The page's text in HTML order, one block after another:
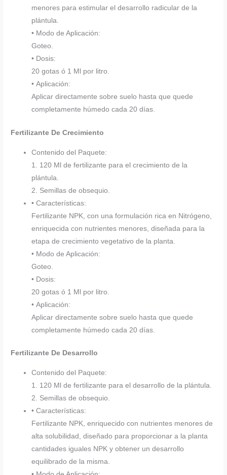
menores para estimular el desarrollo radicular de la
plántula.
• Modo de Aplicación:
Goteo.
• Dosis:
20 gotas ó 1 Ml por litro.
• Aplicación:
Aplicar directamente sobre suelo hasta que quede
completamente húmedo cada 20 días.
Fertilizante De Crecimiento
Contenido del Paquete:
1. 120 Ml de fertilizante para el crecimiento de la
plántula.
2. Semillas de obsequio.
• Características:
Fertilizante NPK, con una formulación rica en Nitrógeno,
enriquecida con nutrientes menores, diseñada para la
etapa de crecimiento vegetativo de la planta.
• Modo de Aplicación:
Goteo.
• Dosis:
20 gotas ó 1 Ml por litro.
• Aplicación:
Aplicar directamente sobre suelo hasta que quede
completamente húmedo cada 20 días.
Fertilizante De Desarrollo
Contenido del Paquete:
1. 120 Ml de fertilizante para el desarrollo de la plántula.
2. Semillas de obsequio.
• Características:
Fertilizante NPK, enriquecido con nutrientes menores de
alta solubilidad, diseñado para proporcionar a la planta
cantidades iguales NPK y obtener un desarrollo
equilibrado de la misma.